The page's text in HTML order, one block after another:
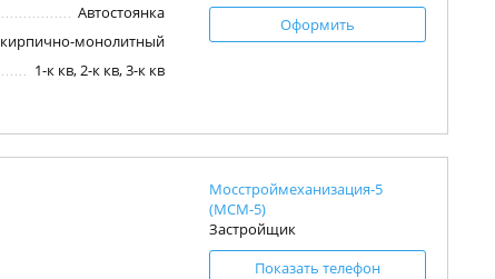
Автостоянка
кирпично-монолитный
1-к кв, 2-к кв, 3-к кв
Оформить
Мосстроймеханизация-5
(МСМ-5)
Застройщик
Показать телефон